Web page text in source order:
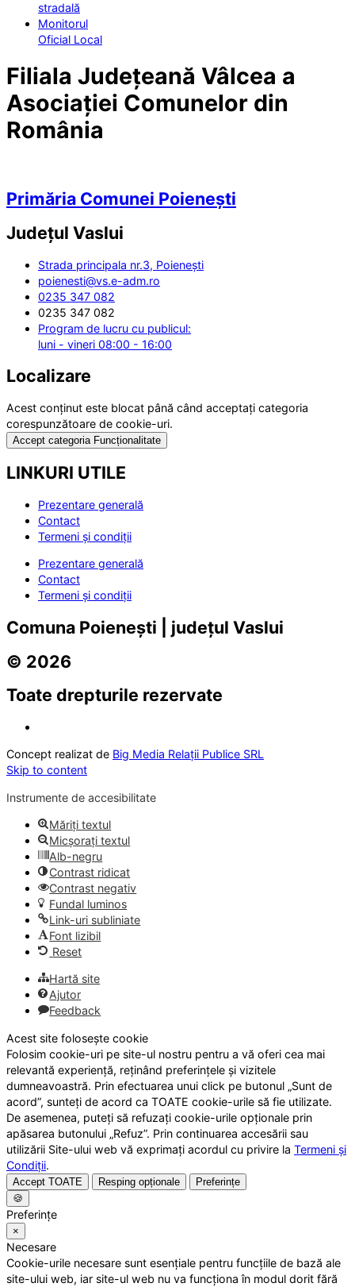
stradală
Monitorul
Oficial Local
Filiala Județeană Vâlcea a
Asociației Comunelor din
România
Primăria Comunei Poienești
Județul Vaslui
Strada principala nr.3, Poienești
poienesti@vs.e-adm.ro
0235 347 082
0235 347 082
Program de lucru cu publicul:
luni - vineri 08:00 - 16:00
Localizare
Acest conținut este blocat până când acceptați categoria
corespunzătoare de cookie-uri.
Accept categoria Funcționalitate
LINKURI UTILE
Prezentare generală
Contact
Termeni și condiții
Prezentare generală
Contact
Termeni și condiții
Comuna Poienești | județul Vaslui
© 2026
Toate drepturile rezervate
Concept realizat de Big Media Relații Publice SRL
Skip to content
Instrumente de accesibilitate
Măriți textul
Micșorați textul
Alb-negru
Contrast ridicat
Contrast negativ
Fundal luminos
Link-uri subliniate
Font lizibil
Reset
Hartă site
Ajutor
Feedback
Acest site folosește cookie
Folosim cookie-uri pe site-ul nostru pentru a vă oferi cea mai
relevantă experiență, reținând preferințele și vizitele
dumneavoastră. Prin efectuarea unui click pe butonul „Sunt de
acord”, sunteți de acord ca TOATE cookie-urile să fie utilizate.
De asemenea, puteți să refuzați cookie-urile opționale prin
apăsarea butonului „Refuz”. Prin continuarea accesării sau
utilizării Site-ului web vă exprimați acordul cu privire la Termeni și
Condiții.
Accept TOATE Resping opționale
Preferințe
🍪
Preferințe
×
Necesare
Cookie-urile necesare sunt esențiale pentru funcțiile de bază ale
site-ului web, iar site-ul web nu va funcționa în modul dorit fără